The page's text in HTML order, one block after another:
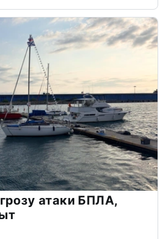
атаки БПЛА,